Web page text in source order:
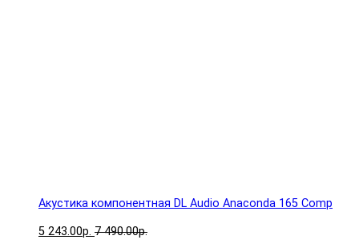
Акустика компонентная DL Audio Anaconda 165 Comp
5 243.00р. 7 490.00р.